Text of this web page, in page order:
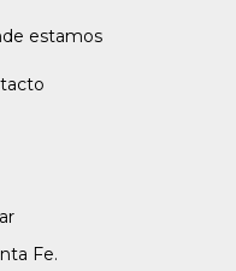
estamos
Fe.